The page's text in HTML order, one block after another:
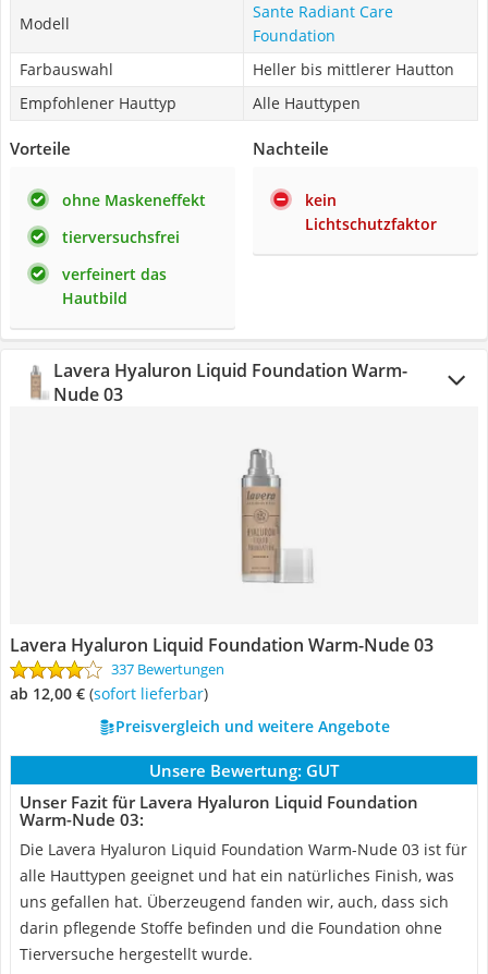
Modell
Sante Radiant Care
Foundation
Farbauswahl
Heller bis mittlerer Hautton
Empfohlener Hauttyp
Alle Hauttypen
Vorteile
ohne Maskeneffekt
tierversuchsfrei
verfeinert das
Hautbild
Nachteile
kein
Lichtschutzfaktor
Lavera Hyaluron Liquid Foundation Warm-
Nude 03
Lavera Hyaluron Liquid Foundation Warm-Nude 03
337 Bewertungen
ab 12,00 € ( Sofort lieferbar)
Preisvergleich und weitere Angebote
Unsere Bewertung: GUT
Unser Fazit für Lavera Hyaluron Liquid Foundation
Warm-Nude 03:
Die Lavera Hyaluron Liquid Foundation Warm-Nude 03 ist für
alle Hauttypen geeignet und hat ein natürliches Finish, was
uns gefallen hat. Überzeugend fanden wir, auch, dass sich
darin pflegende Stoffe befinden und die Foundation ohne
Tierversuche hergestellt wurde.